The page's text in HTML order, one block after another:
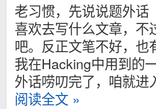
老习惯，先说说题外
喜欢去写什么文章，
吧。反正文笔不好，
我在Hacking中用到的
外话唠叨完了，咱就进
阅读全文 »